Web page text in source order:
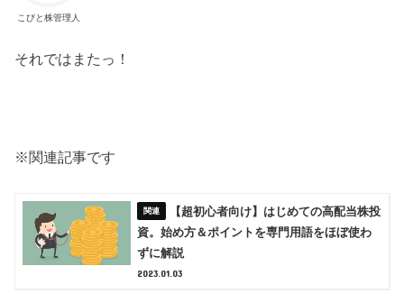
こびと株管理人
それではまたっ！
※関連記事です
【超初心者向け】はじめての高配当株投
資。始め方＆ポイントを専門用語をほぼ使わ
ずに解説
2023.01.03